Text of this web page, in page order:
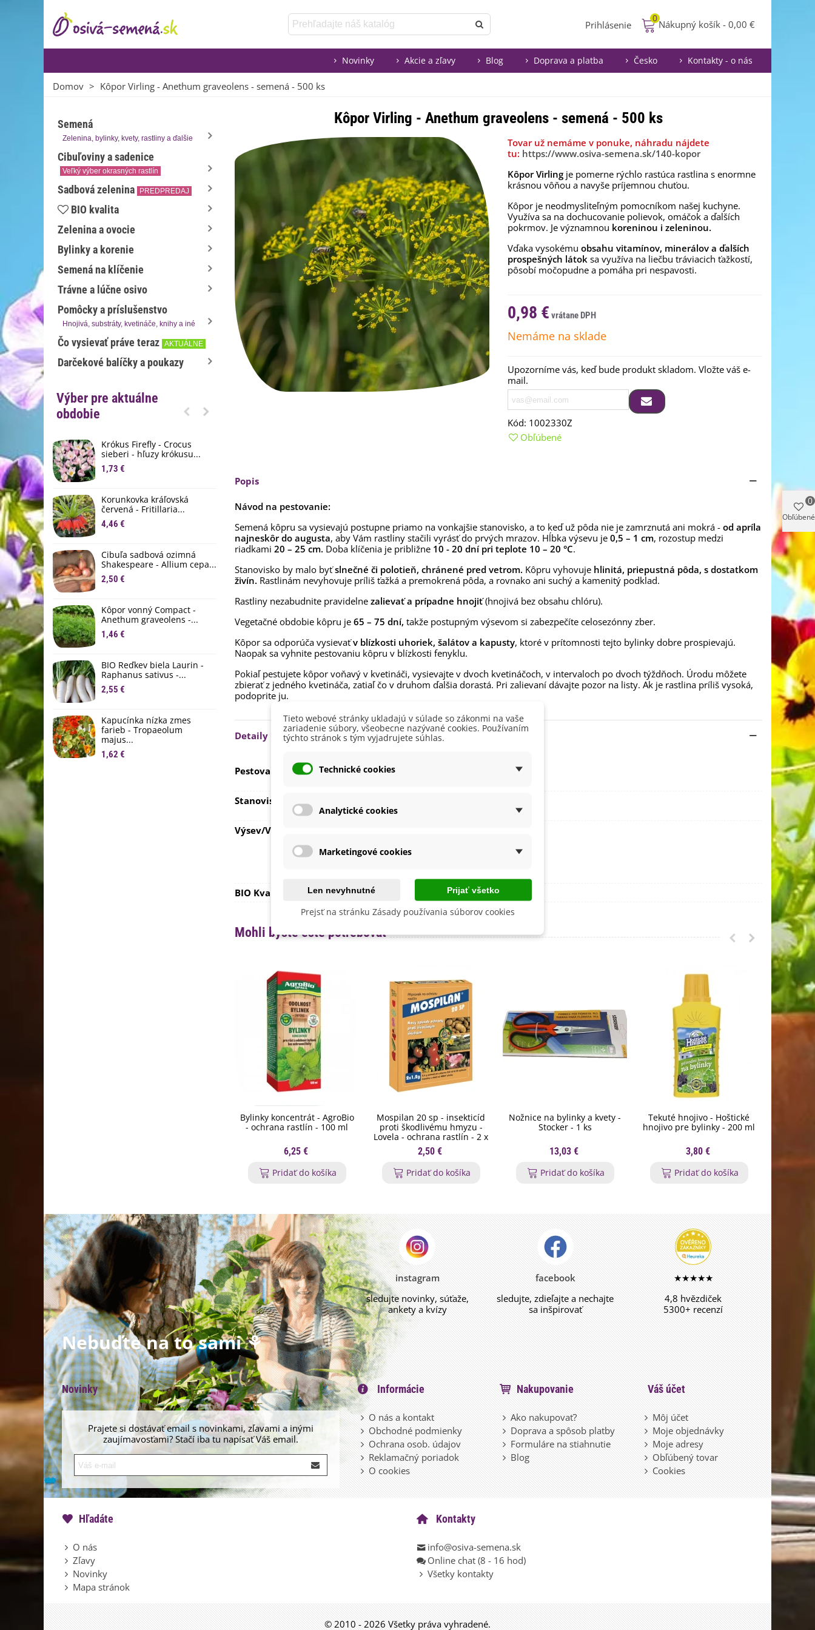
Prihlásenie
0
Nákupný košík - 0,00 €
Novinky Akcie a zľavy Blog Doprava a platba Česko Kontakty - o nás
Domov > Kôpor Virling - Anethum graveolens - semená - 500 ks
Semená
Zelenina, bylinky, kvety, rastliny a ďalšie
Cibuľoviny a sadenice
Veľký výber okrasných rastlín
Sadbová zelenina PREDPREDAJ
BIO kvalita
Zelenina a ovocie
Bylinky a korenie
Semená na klíčenie
Trávne a lúčne osivo
Pomôcky a príslušenstvo
Hnojivá, substráty, kvetináče, knihy a iné
Čo vysievať práve teraz AKTUÁLNE
Darčekové balíčky a poukazy
Výber pre aktuálne
obdobie
Krókus Firefly - Crocus
sieberi - hľuzy krókusu...
1,73 €
Korunkovka kráľovská
červená - Fritillaria...
4,46 €
Cibuľa sadbová ozimná
Shakespeare - Allium cepa...
2,50 €
Kôpor vonný Compact -
Anethum graveolens -...
1,46 €
BIO Reďkev biela Laurin -
Raphanus sativus -...
2,55 €
Kapucínka nízka zmes
farieb - Tropaeolum
majus...
1,62 €
plochu - výsevný disk...
3,80 €
Mrkva neskorá Cidera -
Daucus carota - semená -...
1,53 €
Ľalia Canova - Lilium -
cibuľoviny - 1 ks
Begonia superba -...
2,69 € 3,85 € -30%
Eukalyptus Baby Blue -
Blahovičník - Eukalyptus...
4,08 €
Kôpor Virling - Anethum graveolens - semená - 500 ks
Tovar už nemáme v ponuke, náhradu nájdete
tu: https://www.osiva-semena.sk/140-kopor
Kôpor Virling je pomerne rýchlo rastúca rastlina s enormne
krásnou vôňou a navyše príjemnou chuťou.
Kôpor je neodmysliteľným pomocníkom našej kuchyne.
Využíva sa na dochucovanie polievok, omáčok a ďalších
pokrmov. Je významnou koreninou i zeleninou.
Vďaka vysokému obsahu vitamínov, minerálov a ďalších
prospešných látok sa využíva na liečbu tráviacich ťažkostí,
pôsobí močopudne a pomáha pri nespavosti.
0,98 €
Nemáme na sklade
Upozorníme vás, keď bude produkt skladom. Vložte váš e-
mail.
Kód: 1002330Z
Obľúbené
Popis
Návod na pestovanie:
Semená kôpru sa vysievajú postupne priamo na vonkajšie stanovisko, a to keď už pôda nie je zamrznutá ani mokrá - od apríla
najneskôr do augusta, aby Vám rastliny stačili vyrásť do prvých mrazov. Hĺbka výsevu je 0,5 – 1 cm, rozostup medzi
riadkami 20 – 25 cm. Doba klíčenia je približne 10 - 20 dní pri teplote 10 – 20 °C.
Stanovisko by malo byťslnečné či polotieň, chránené pred vetrom. Kôpru vyhovuje hlinitá, priepustná pôda, s dostatkom
živín. Rastlinám nevyhovuje príliš ťažká a premokrená pôda, a rovnako ani suchý a kamenitý podklad.
Rastliny nezabudnite pravidelne zalievať a prípadne hnojiť(hnojivá bez obsahu chlóru).
Vegetačné obdobie kôpru je 65 – 75 dní, takže postupným výsevom si zabezpečíte celosezónny zber.
Kôpor sa odporúča vysievaťv blízkosti uhoriek, šalátov a kapusty, ktoré v prítomnosti tejto bylinky dobre prospievajú.
Naopak sa vyhnite pestovaniu kôpru v blízkosti fenyklu.
Pokiaľ pestujete kôpor voňavý v kvetináči, vysievajte v dvoch kvetináčoch, v intervaloch po dvoch týždňoch. Úrodu môžete
zbierať z jedného kvetináča, zatiaľ čo v druhom ďalšia dorastá. Pri zalievaní dávajte pozor na listy. Ak je rastlina príliš vysoká,
podoprite ju.
Detaily produktu
Pestovanie
V exteriéri - vonku
Stanovisko
Slnečné
Výsev/výsadba
Júl
BIO Kvalita
Nie
Mohli byste ešte potrebovať
Bylinky koncentrát - AgroBio
- ochrana rastlín - 100 ml
6,25 €
Pridať do košíka
Mospilan 20 sp - insekticíd
proti škodlivému hmyzu -
Lovela - ochrana rastlín - 2 x
1,2 g
2,50 €
Pridať do košíka
Nožnice na bylinky a kvety -
Stocker - 1 ks
13,03 €
Pridať do košíka
Tekuté hnojivo - Hoštické
hnojivo pre bylinky - 200 ml
3,80 €
Pridať do košíka
Nebuďte na to sami ⚘
instagram
sledujte novinky, súťaže,
ankety a kvízy
facebook
sledujte, zdieľajte a nechajte
sa inšpirovať
★★★★★
4,8 hvězdiček
5300+ recenzí
Novinky
Prajete si dostávať email s novinkami, zľavami a inými
zaujímavosťami? Stačí iba tu napísať Váš email.
Informácie
O nás a kontakt
Obchodné podmienky
Ochrana osob. údajov
Reklamačný poriadok
O cookies
Nakupovanie
Ako nakupovať?
Doprava a spôsob platby
Formuláre na stiahnutie
Blog
Váš účet
Môj účet
Moje objednávky
Moje adresy
Obľúbený tovar
Cookies
Hľadáte
O nás
Zľavy
Novinky
Mapa stránok
Kontakty
info@osiva-semena.sk
Online chat (8 - 16 hod)
Všetky kontakty
© 2010 - 2026 Všetky práva vyhradené.
Obľúbené
0
Tieto webové stránky ukladajú v súlade so zákonmi na vaše
zariadenie súbory, všeobecne nazývané cookies. Používaním
týchto stránok s tým vyjadrujete súhlas.
Technické cookies
Analytické cookies
Marketingové cookies
Len nevyhnutné Prijať všetko
Prejsť na stránku Zásady používania súborov cookies